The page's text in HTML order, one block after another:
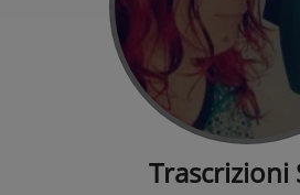
Trascrizioni